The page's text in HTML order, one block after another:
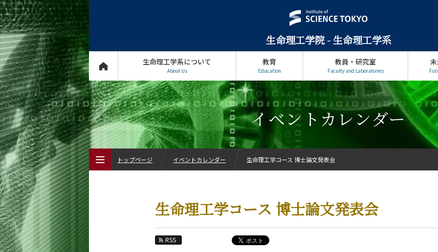
生命理工学院 - 生命理工学系
生命理工学系について
About Us
教育
Education
教員・研究室
Faculty and Laboratories
イベントカレンダー
生命理工学コース 博士論文発表会
RSS
トップページ イベントカレンダー 生命理工学コース 博士論文発表会
生命理工学系について